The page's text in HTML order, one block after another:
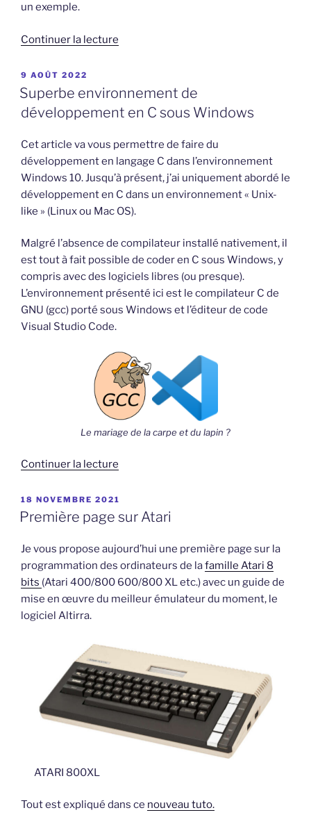
un exemple.
Continuer la lecture
Basic
Applesoft
avec
Visual
Code »
PUBLIÉ
LE
9 AOÛT 2022
Superbe environnement de
développement en C sous Windows
Cet article va vous permettre de faire du
développement en langage C dans l’environnement
Windows 10. Jusqu’à présent, j’ai uniquement abordé le
développement en C dans un environnement « Unix-
like » (Linux ou Mac OS).
Malgré l’absence de compilateur installé nativement, il
est tout à fait possible de coder en C sous Windows, y
compris avec des logiciels libres (ou presque).
L’environnement présenté ici est le compilateur C de
GNU (gcc) porté sous Windows et l’éditeur de code
Visual Studio Code.
Le mariage de la carpe et du lapin ?
Continuer la lecture
de
en
C
sous
Windows »
PUBLIÉ
LE
18 NOVEMBRE 2021
Première page sur Atari
Je vous propose aujourd’hui une première page sur la
programmation des ordinateurs de lafamille Atari 8
bits (Atari 400/800 600/800 XL etc.) avec un guide de
mise en œuvre du meilleur émulateur du moment, le
logiciel Altirra.
ATARI 800XL
Tout est expliqué dans ce nouveau tuto.